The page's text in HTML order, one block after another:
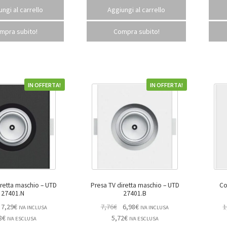
al carrello
subito!
Aggiungi al carrello
Compra subito!
maschio – UTD
27401.N
IN OFFERTA!
7,29€ IVA INCLUSA
€ IVA ESCLUSA
Presa TV diretta maschio – UTD
27401.B
IN OFFERTA!
7,76€ 6,98€ IVA INCLUSA
5,72€ IVA ESCLUSA